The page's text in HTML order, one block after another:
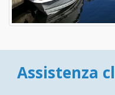
Assistenza